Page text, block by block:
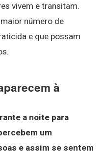
vivem e transitam.
número de
e que possam
à
a noite para
um
e assim se sentem